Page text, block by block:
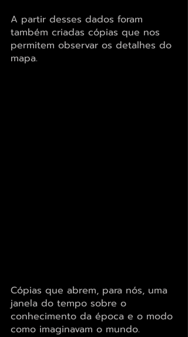
A partir desses dados foram
também criadas cópias que nos
permitem observar os detalhes do
mapa.
Cópias que abrem, para nós, uma
janela do tempo sobre o
conhecimento da época e o modo
como imaginavam o mundo.